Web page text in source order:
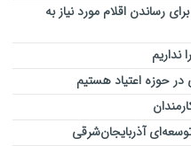
برای رساندن اقلام مورد نیاز به
در حوزه اعتیاد هستیم
آذربایجان‌شرقی